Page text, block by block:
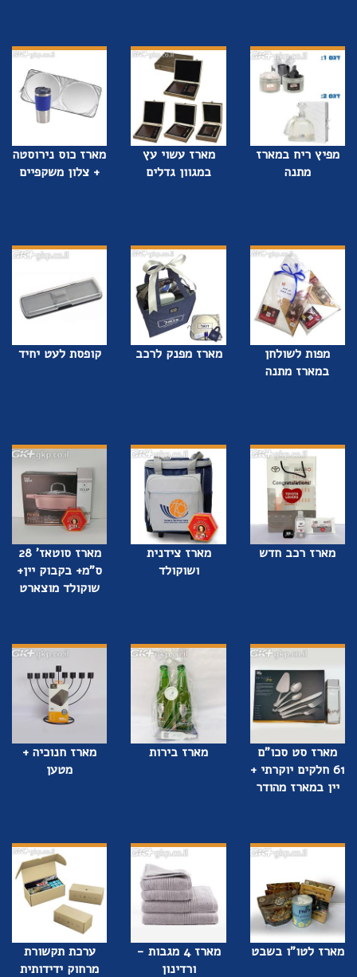
מפיץ ריח במארז
מתנה
מארז עשוי עץ
במגוון גדלים
מארז כוס נירוסטה
+ צלון משקפיים
מפות לשולחן
במארז מתנה
מארז מפנק לרכב קופסת לעט יחיד
מארז רכב חדש
מארז צידנית
ושוקולד
מארז סוטאז' 28
ס"מ+ בקבוק יין+
שוקולד מוצארט
מארז סט סכו"ם
61 חלקים יוקרתי +
יין במארז מהודר
מארז בירות
מארז חנוכיה +
מטען
מארז לטו"ו בשבט
מארז 4 מגבות -
ורדינון
ערכת תקשורת
מרחוק ידידותית